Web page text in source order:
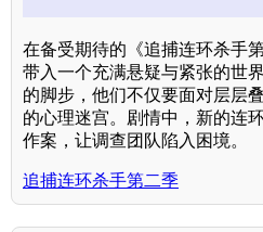
在备受期待的《追捕连环杀手
带入一个充满悬疑与紧张的世
的脚步，他们不仅要面对层层
的心理迷宫。剧情中，新的连
作案，让调查团队陷入困境。
追捕连环杀手第二季